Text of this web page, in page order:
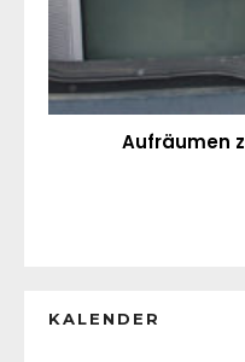
Aufräumen
KALENDER